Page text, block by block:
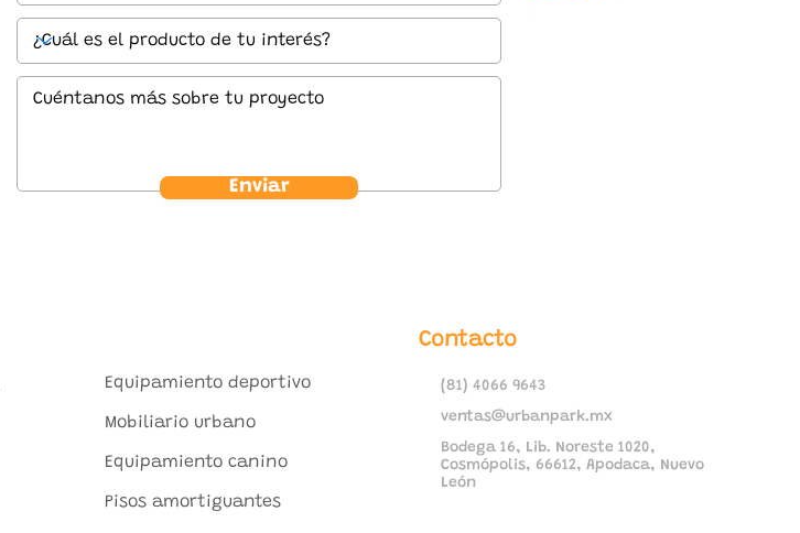
Enviar
Equipamiento deportivo
Mobiliario urbano
Equipamiento canino
Pisos amortiguantes
Contacto
(81) 4066 9643
ventas@urbanpark.mx
Bodega 16, Lib. Noreste 1020,
Cosmópolis, 66612, Apodaca, Nuevo
León